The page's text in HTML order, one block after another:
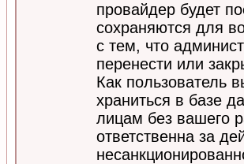
провайдер будет
сохраняются для
с тем, что
перенести или
Как пользователь
храниться в базе
лицам без вашего
ответственна за